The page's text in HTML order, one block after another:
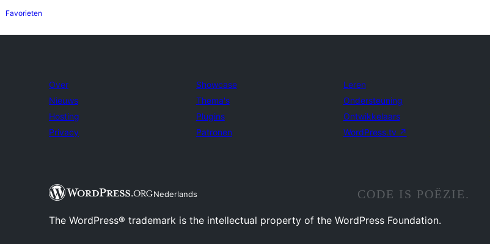
Favorieten
Over
Nieuws
Hosting
Privacy
Showcase
Thema's
Plugins
Patronen
Leren
Ondersteuning
Ontwikkelaars
WordPress.tv ↗
Nederlands CODE IS POËZIE.
The WordPress® trademark is the intellectual property of the WordPress Foundation.